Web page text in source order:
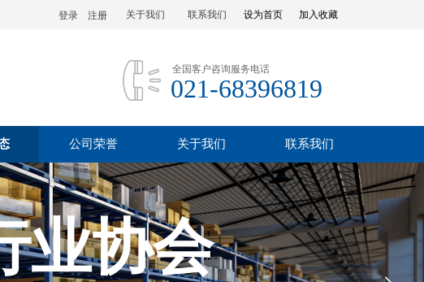
设为首页 加入收藏
登录 注册 联系我们
关于我们
全国客户咨询服务电话
021-68396819
公司荣誉 关于我们 联系我们
业协会